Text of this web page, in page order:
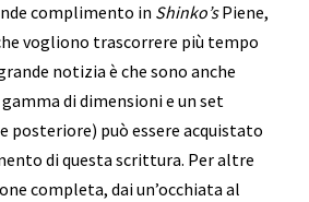
complimento in Shinko’sPiene,
vogliono trascorrere più tempo
notizia è che sono anche
di dimensioni e un set
posteriore) può essere acquistato
di questa scrittura. Per altre
completa, dai un’occhiata al